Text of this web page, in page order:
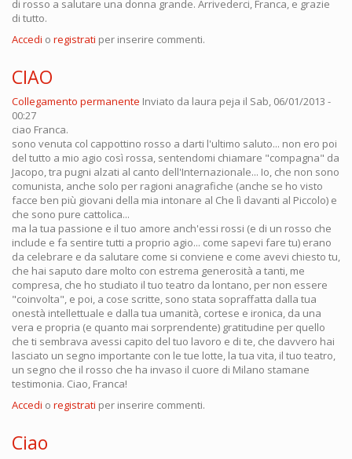
di rosso a salutare una donna grande. Arrivederci, Franca, e grazie
di tutto.
Accedi o registrati per inserire commenti.
CIAO
Collegamento permanente Inviato da laura peja il Sab, 06/01/2013 -
00:27
ciao Franca.
sono venuta col cappottino rosso a darti l'ultimo saluto... non ero poi
del tutto a mio agio così rossa, sentendomi chiamare "compagna" da
Jacopo, tra pugni alzati al canto dell'Internazionale... Io, che non sono
comunista, anche solo per ragioni anagrafiche (anche se ho visto
facce ben più giovani della mia intonare al Che lì davanti al Piccolo) e
che sono pure cattolica...
ma la tua passione e il tuo amore anch'essi rossi (e di un rosso che
include e fa sentire tutti a proprio agio... come sapevi fare tu) erano
da celebrare e da salutare come si conviene e come avevi chiesto tu,
che hai saputo dare molto con estrema generosità a tanti, me
compresa, che ho studiato il tuo teatro da lontano, per non essere
"coinvolta", e poi, a cose scritte, sono stata sopraffatta dalla tua
onestà intellettuale e dalla tua umanità, cortese e ironica, da una
vera e propria (e quanto mai sorprendente) gratitudine per quello
che ti sembrava avessi capito del tuo lavoro e di te, che davvero hai
lasciato un segno importante con le tue lotte, la tua vita, il tuo teatro,
un segno che il rosso che ha invaso il cuore di Milano stamane
testimonia. Ciao, Franca!
Accedi o registrati per inserire commenti.
Ciao